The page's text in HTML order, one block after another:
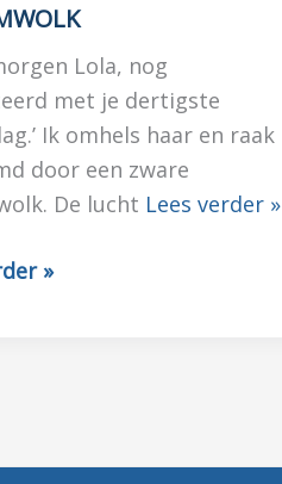
Lola, nog
met je dertigste
Ik omhels haar en raak
door een zware
De lucht Lees verder »
»